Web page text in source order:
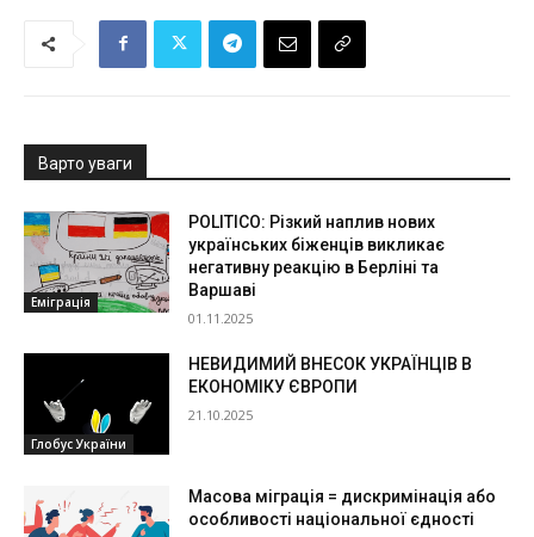
Варто уваги
Еміграція
POLITICO: Різкий наплив нових
українських біженців викликає
негативну реакцію в Берліні та
Варшаві
01.11.2025
Глобус України
НЕВИДИМИЙ ВНЕСОК УКРАЇНЦІВ В
ЕКОНОМІКУ ЄВРОПИ
21.10.2025
Масова міграція = дискримінація або
особливості національної єдності